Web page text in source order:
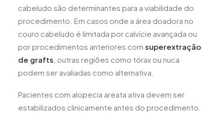
cabeludo são determinantes para a viabilidade do
procedimento. Em casos onde a área doadora no
couro cabeludo é limitada por calvície avançada ou
por procedimentos anteriores com superextração
de grafts , outras regiões como tórax ou nuca
podem ser avaliadas como alternativa.
Pacientes com alopecia areata ativa devem ser
estabilizados clinicamente antes do procedimento.